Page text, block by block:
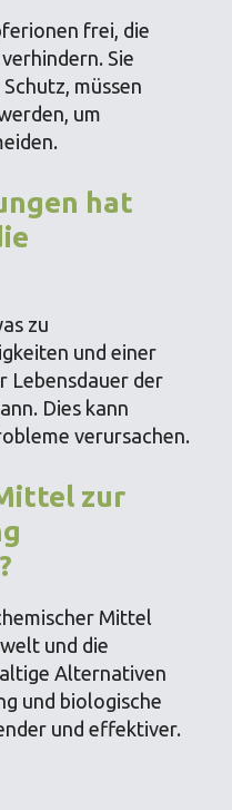
frei, die
Sie
müssen
um
hat
zu
und einer
Lebensdauer der
Dies kann
verursachen.
zur
Mittel
und die
Alternativen
und biologische
und effektiver.